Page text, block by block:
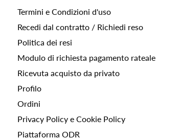
Termini e Condizioni d'uso
Recedi dal contratto / Richiedi reso
Politica dei resi
Modulo di richiesta pagamento rateale
Ricevuta acquisto da privato
Profilo
Ordini
Privacy Policy e Cookie Policy
Piattaforma ODR